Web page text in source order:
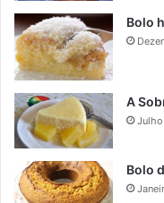
Bolo
A
Julho
Bolo